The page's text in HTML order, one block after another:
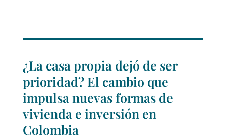
¿La casa propia dejó de ser
prioridad? El cambio que
impulsa nuevas formas de
vivienda e inversión en
Colombia